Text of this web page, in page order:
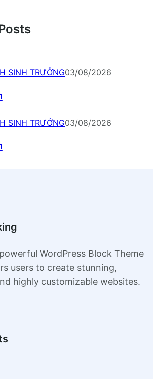
SINH TRƯỞNG03/08/2026
SINH TRƯỞNG03/08/2026
WordPress Block Theme
users to create stunning,
highly customizable websites.